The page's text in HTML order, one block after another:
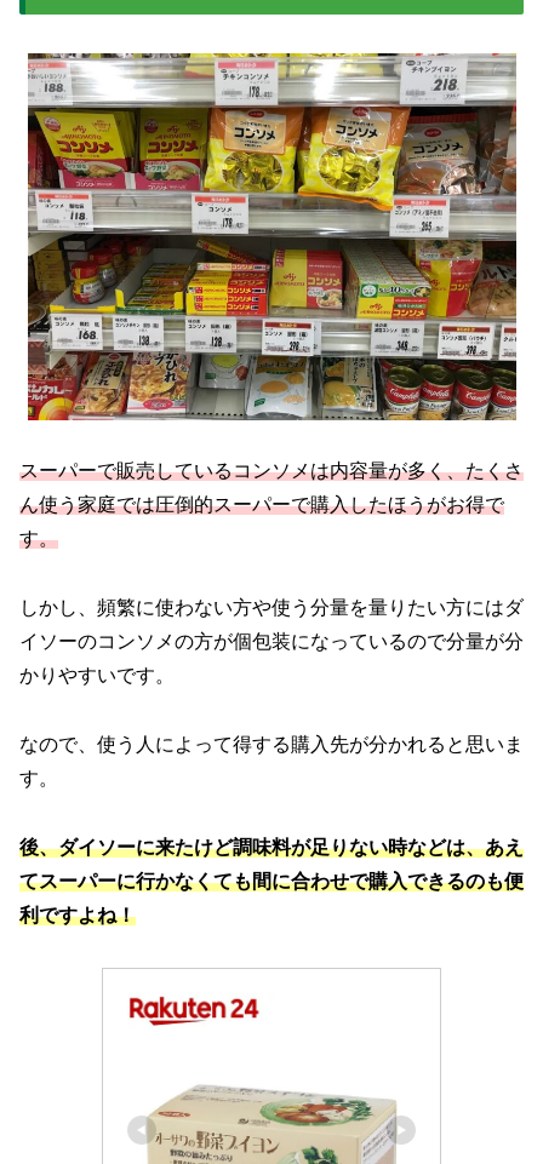
スーパーで販売しているコンソメは内容量が多く、たくさ
ん使う家庭では圧倒的スーパーで購入したほうがお得で
す。
しかし、頻繁に使わない方や使う分量を量りたい方にはダ
イソーのコンソメの方が個包装になっているので分量が分
かりやすいです。
なので、使う人によって得する購入先が分かれると思いま
す。
後、ダイソーに来たけど調味料が足りない時などは、あえ
てスーパーに行かなくても間に合わせで購入できるのも便
利ですよね！